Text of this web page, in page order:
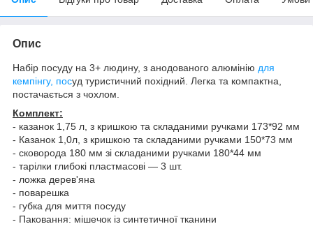
Опис
Набір посуду на 3+ людину, з анодованого алюмінію для
кемпінгу, посуд туристичний похідний. Легка та компактна,
постачається з чохлом.
Комплект:
- казанок 1,75 л, з кришкою та складаними ручками 173*92 мм
- Казанок 1,0л, з кришкою та складаними ручками 150*73 мм
- сковорода 180 мм зі складаними ручками 180*44 мм
- тарілки глибокі пластмасові — 3 шт.
- ложка дерев'яна
- поварешка
- губка для миття посуду
- Паковання: мішечок із синтетичної тканини